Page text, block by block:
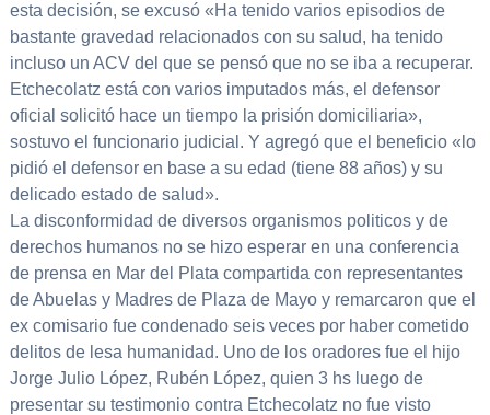
esta decisión, se excusó «Ha tenido varios episodios de
bastante gravedad relacionados con su salud, ha tenido
incluso un ACV del que se pensó que no se iba a recuperar.
Etchecolatz está con varios imputados más, el defensor
oficial solicitó hace un tiempo la prisión domiciliaria»,
sostuvo el funcionario judicial. Y agregó que el beneficio «lo
pidió el defensor en base a su edad (tiene 88 años) y su
delicado estado de salud».
La disconformidad de diversos organismos politicos y de
derechos humanos no se hizo esperar en una conferencia
de prensa en Mar del Plata compartida con representantes
de Abuelas y Madres de Plaza de Mayo y remarcaron que el
ex comisario fue condenado seis veces por haber cometido
delitos de lesa humanidad. Uno de los oradores fue el hijo
Jorge Julio López, Rubén López, quien 3 hs luego de
presentar su testimonio contra Etchecolatz no fue visto